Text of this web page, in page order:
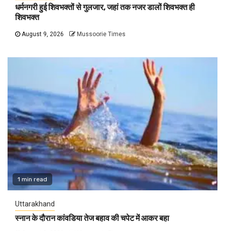
धर्मनगरी हुई शिवभक्तों से गुलजार, जहां तक नजर डालों शिवभक्त ही
शिवभक्त
August 9, 2026 Mussoorie Times
1 min read
Uttarakhand
स्नान के दौरान कांवडिया तेज बहाव की चपेट में आकर बहा